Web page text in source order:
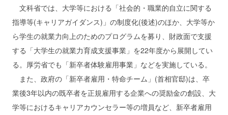
文科省では、大学等における「社会的・職業的自立に関する
指導等(キャリアガイダンス)」の制度化(後述)のほか、大学等か
ら学生の就業力向上のためのプログラムを募り、財政面で支援
する「大学生の就業力育成支援事業」を22年度から展開してい
る。厚労省でも「新卒者体験雇用事業」などを実施している。
また、政府の「新卒者雇用・特命チーム」(首相官邸)は、卒
業後3年以内の既卒者を正規雇用する企業への奨励金の創設、大
学等におけるキャリアカウンセラー等の増員など、新卒者雇用